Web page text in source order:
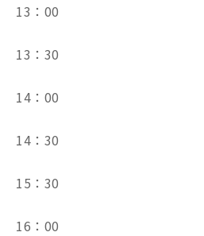
13：00
13：30
14：00
14：30
15：30
16：00